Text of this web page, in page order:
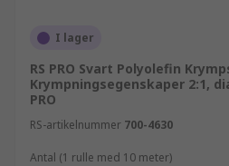
I lager
RS PRO Svart Polyolefin
Krympningsegenskaper 2:1,
PRO
RS-artikelnummer 700-4630
Antal (1 rulle med 10 meter)